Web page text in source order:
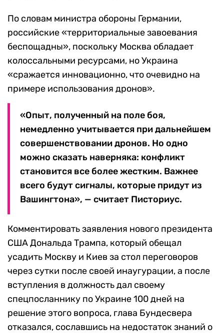
По словам министра обороны Германии,
российские «территориальные завоевания
беспощадны», поскольку Москва обладает
колоссальными ресурсами, но Украина
«сражается инновационно, что очевидно на
примере использования дронов».
«Опыт, полученный на поле боя,
немедленно учитывается при дальнейшем
совершенствовании дронов. Но одно
можно сказать наверняка: конфликт
становится все более жестким. Важнее
всего будут сигналы, которые придут из
Вашингтона», — считает Писториус.
Комментировать заявления нового президента
США Дональда Трампа, который обещал
усадить Москву и Киев за стол переговоров
через сутки после своей инаугурации, а после
вступления в должность дал своему
спецпосланнику по Украине 100 дней на
решение этого вопроса, глава Бундесвера
отказался, сославшись на недостаток знаний о